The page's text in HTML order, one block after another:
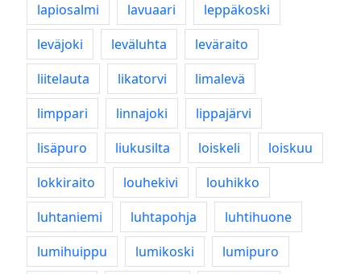
lapiosalmi
lavuaari
leppäkoski
leväjoki
leväluhta
leväraito
liitelauta
likatorvi
limalevä
limppari
linnajoki
lippajärvi
lisäpuro
liukusilta loiskeli
loiskuu
lokkiraito
louhekivi
louhikko
luhtaniemi
luhtapohja
luhtihuone
lumihuippu
lumikoski
lumipuro